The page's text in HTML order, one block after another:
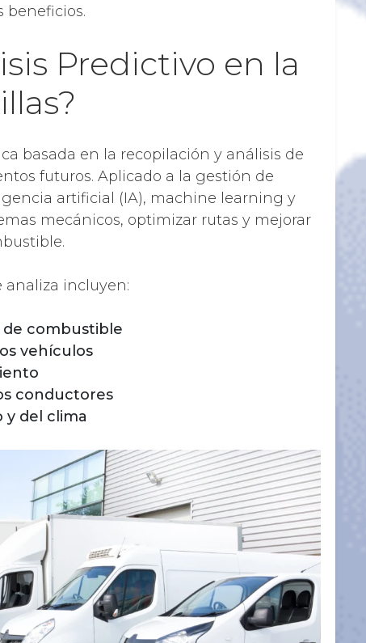
beneficios.
Predictivo en la
basada en la recopilación y análisis de
futuros. Aplicado a la gestión de
artificial (IA), machine learning y
mecánicos, optimizar rutas y mejorar
analiza incluyen:
combustible
vehículos
conductores
y del clima